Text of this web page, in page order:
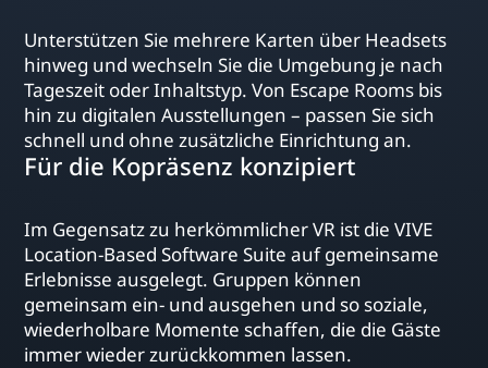
Unterstützen Sie mehrere Karten über Headsets
hinweg und wechseln Sie die Umgebung je nach
Tageszeit oder Inhaltstyp. Von Escape Rooms bis
hin zu digitalen Ausstellungen – passen Sie sich
schnell und ohne zusätzliche Einrichtung an.
Für die Kopräsenz konzipiert
Im Gegensatz zu herkömmlicher VR ist die VIVE
Location-Based Software Suite auf gemeinsame
Erlebnisse ausgelegt. Gruppen können
gemeinsam ein- und ausgehen und so soziale,
wiederholbare Momente schaffen, die die Gäste
immer wieder zurückkommen lassen.